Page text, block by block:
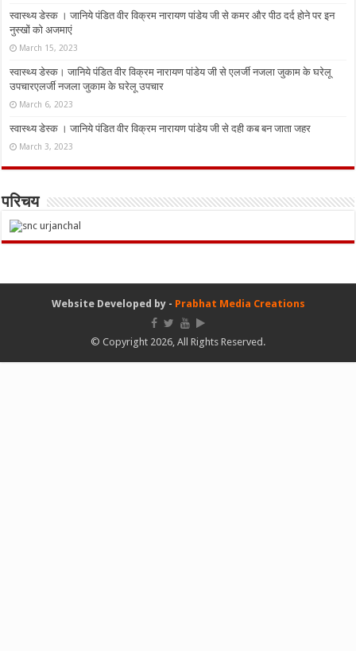
स्वास्थ्य डेस्क । जानिये पंडित वीर विक्रम नारायण पांडेय जी से कमर और पीठ दर्द होने पर इन
नुस्‍खों को अजमाएं
March 15, 2023
स्वास्थ्य डेस्क। जानिये पंडित वीर विक्रम नारायण पांडेय जी से एलर्जी नजला जुकाम के घरेलू
उपचारएलर्जी नजला जुकाम के घरेलू उपचार
March 6, 2023
स्वास्थ्य डेस्क । जानिये पंडित वीर विक्रम नारायण पांडेय जी से दही कब बन जाता जहर
March 3, 2023
परिचय
Website Developed by - Prabhat Media Creations
© Copyright 2026, All Rights Reserved.